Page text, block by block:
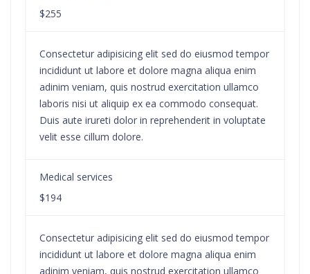
$255
Consectetur adipisicing elit sed do eiusmod tempor
incididunt ut labore et dolore magna aliqua enim
adinim veniam, quis nostrud exercitation ullamco
laboris nisi ut aliquip ex ea commodo consequat.
Duis aute irureti dolor in reprehenderit in voluptate
velit esse cillum dolore.
Medical services
$194
Consectetur adipisicing elit sed do eiusmod tempor
incididunt ut labore et dolore magna aliqua enim
adinim veniam, quis nostrud exercitation ullamco